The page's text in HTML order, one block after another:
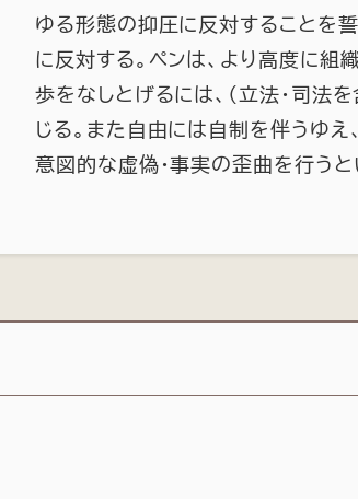
ゆる形態の抑圧に反対することを
に反対する。ペンは、より高度に
歩をなしとげるには、（立法・司法
じる。また自由には自制を伴うゆえ
意図的な虚偽・事実の歪曲を行う